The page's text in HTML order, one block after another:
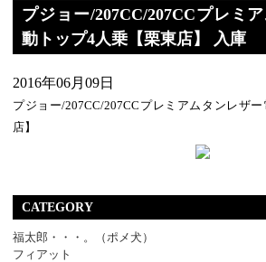
プジョー/207CC/207CCプレミ
動トップ4人乗【栗東店】 入庫
2016年06月09日
プジョー/207CC/207CCプレミアムタンレザ
店】
CATEGORY
福太郎・・・。（ポメ犬）
フィアット